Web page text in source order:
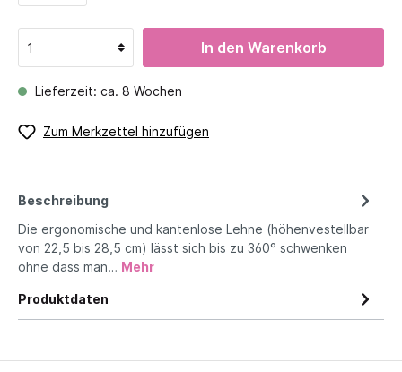
In den Warenkorb
Lieferzeit: ca. 8 Wochen
Zum Merkzettel hinzufügen
Beschreibung
Die ergonomische und kantenlose Lehne (höhenvestellbar
von 22,5 bis 28,5 cm) lässt sich bis zu 360° schwenken
ohne dass man… Mehr
Produktdaten